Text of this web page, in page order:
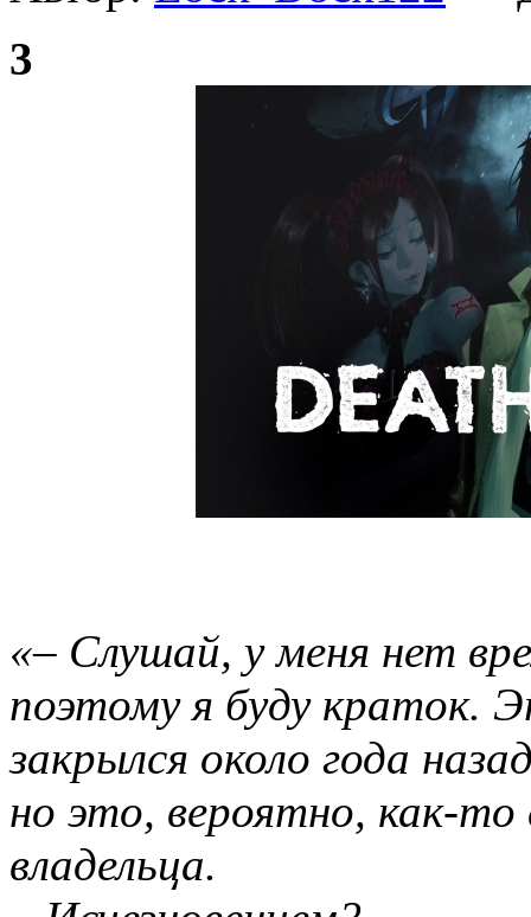
3
«– Слушай, у меня нет
поэтому я буду краток.
закрылся около года
но это, вероятно, как-то
владельца.